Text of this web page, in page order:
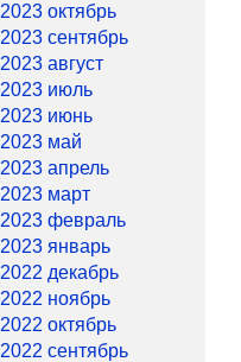
2023 октябрь
2023 сентябрь
2023 август
2023 июль
2023 июнь
2023 май
2023 апрель
2023 март
2023 февраль
2023 январь
2022 декабрь
2022 ноябрь
2022 октябрь
2022 сентябрь